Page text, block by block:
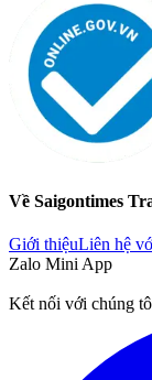
Về Saigontimes
Giới thiệuLiên hệ
Zalo Mini App
Kết nối với chúng